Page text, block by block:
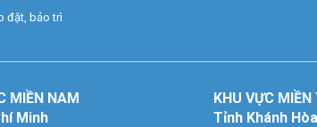
tranh tại Việt Nam. Hotline: Tại HCM (028) 35 166
đặt, bảo trì
MIỀN NAM
Minh
KHU VỰC MIỀN
Tỉnh Khánh Hòa